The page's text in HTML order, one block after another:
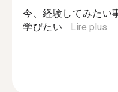
今、経験してみたい
学びたい... Lire plus